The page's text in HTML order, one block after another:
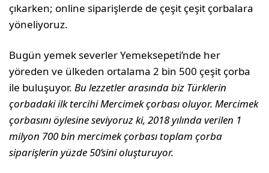
çıkarken; online siparişlerde de çeşit çeşit çorbalara
yöneliyoruz.
Bugün yemek severler Yemeksepeti’nde her
yöreden ve ülkeden ortalama 2 bin 500 çeşit çorba
ile buluşuyor.Bu lezzetler arasında biz Türklerin
çorbadaki ilk tercihi Mercimek çorbası oluyor. Mercimek
çorbasını öylesine seviyoruz ki, 2018 yılında verilen 1
milyon 700 bin mercimek çorbası toplam çorba
siparişlerin yüzde 50’sini oluşturuyor.